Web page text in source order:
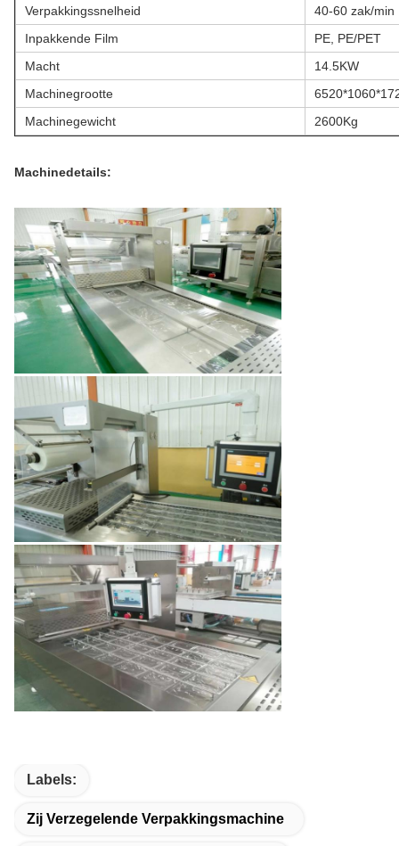
Verpakkingssnelheid
40-60 zak/min
Inpakkende Film
PE, PE/PET
Macht
14.5KW
Machinegrootte
Machinegewicht
2600Kg
Machinedetails:
Labels:
Zij Verzegelende Verpakkingsmachine